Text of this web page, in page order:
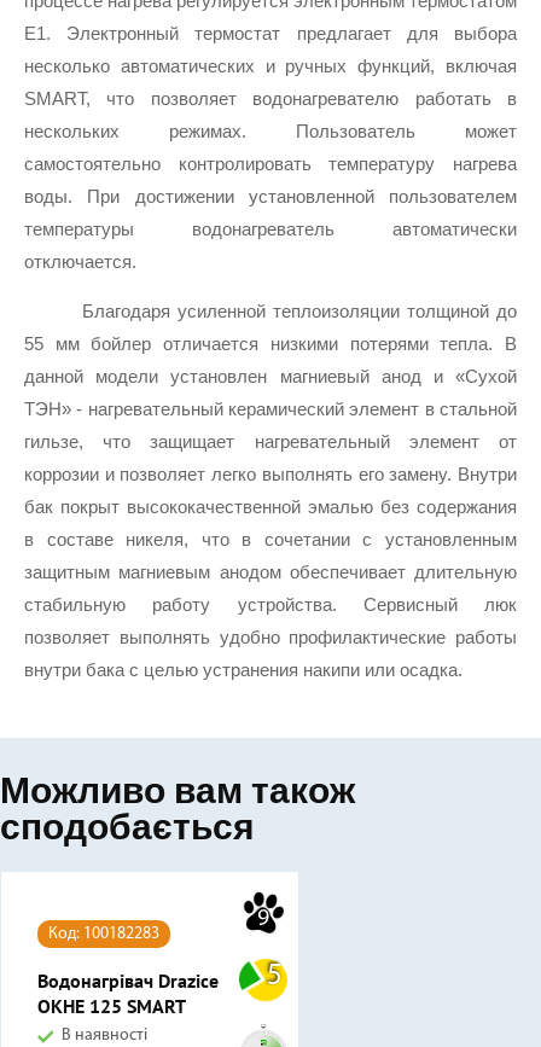
Е1. Электронный термостат предлагает для выбора
несколько автоматических и ручных функций, включая
SMART, что позволяет водонагревателю работать в
нескольких режимах. Пользователь может
самостоятельно контролировать температуру нагрева
воды. При достижении установленной пользователем
температуры водонагреватель автоматически
отключается.
Благодаря усиленной теплоизоляции толщиной до
55 мм бойлер отличается низкими потерями тепла. В
данной модели установлен магниевый анод и «Сухой
ТЭН» - нагревательный керамический элемент в стальной
гильзе, что защищает нагревательный элемент от
коррозии и позволяет легко выполнять его замену. Внутри
бак покрыт высококачественной эмалью без содержания
в составе никеля, что в сочетании с установленным
защитным магниевым анодом обеспечивает длительную
стабильную работу устройства. Сервисный люк
позволяет выполнять удобно профилактические работы
внутри бака с целью устранения накипи или осадка.
Можливо вам також
сподобається
9
5
Код: 100182283
Водонагрівач Drazice
OKHE 125 SMART
В наявності